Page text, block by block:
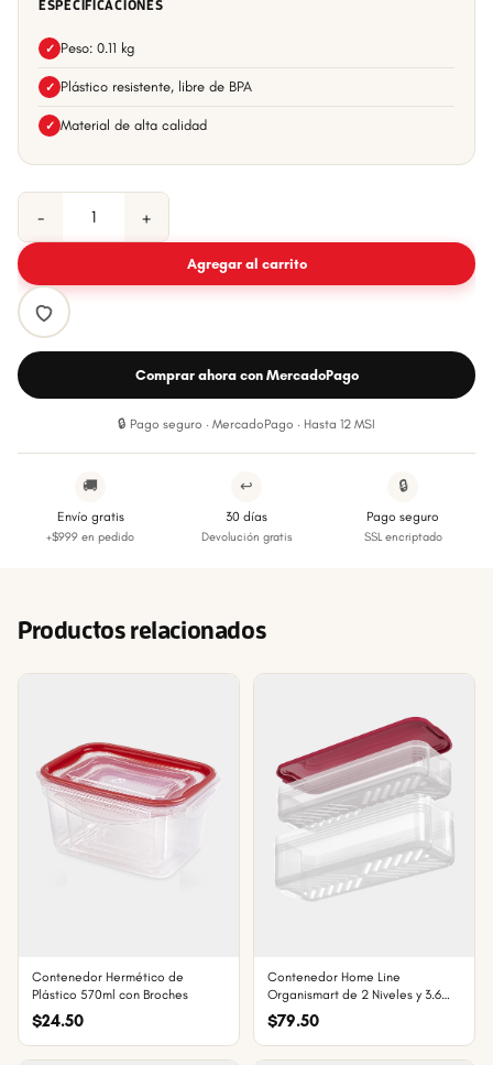
ESPECIFICACIONES
✓ Peso: 0.11 kg
✓ Plástico resistente, libre de BPA
✓ Material de alta calidad
− +
Agregar al carrito
Comprar ahora con MercadoPago
🔒 Pago seguro · MercadoPago · Hasta 12 MSI
🚚
Envío gratis
+$999 en pedido
↩
30 días
Devolución gratis
🔒
Pago seguro
SSL encriptado
Productos relacionados
Contenedor Hermético de
Plástico 570ml con Broches
$24.50
Contenedor Home Line
Organismart de 2 Niveles y 3.6
Litros
$79.50